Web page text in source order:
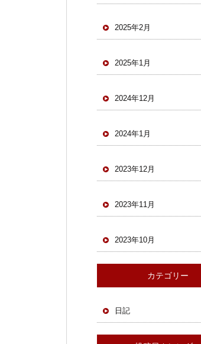
2025年2月
2025年1月
2024年12月
2024年1月
2023年12月
2023年11月
2023年10月
カテゴリー
日記